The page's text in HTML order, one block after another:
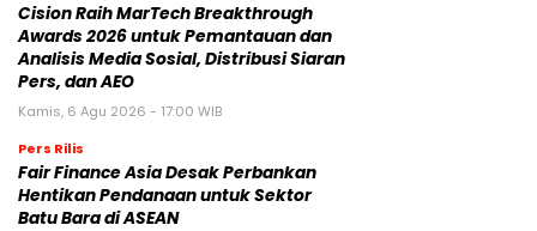
Cision Raih MarTech Breakthrough
Awards 2026 untuk Pemantauan dan
Analisis Media Sosial, Distribusi Siaran
Pers, dan AEO
Kamis, 6 Agu 2026 - 17:00 WIB
Pers Rilis
Fair Finance Asia Desak Perbankan
Hentikan Pendanaan untuk Sektor
Batu Bara di ASEAN